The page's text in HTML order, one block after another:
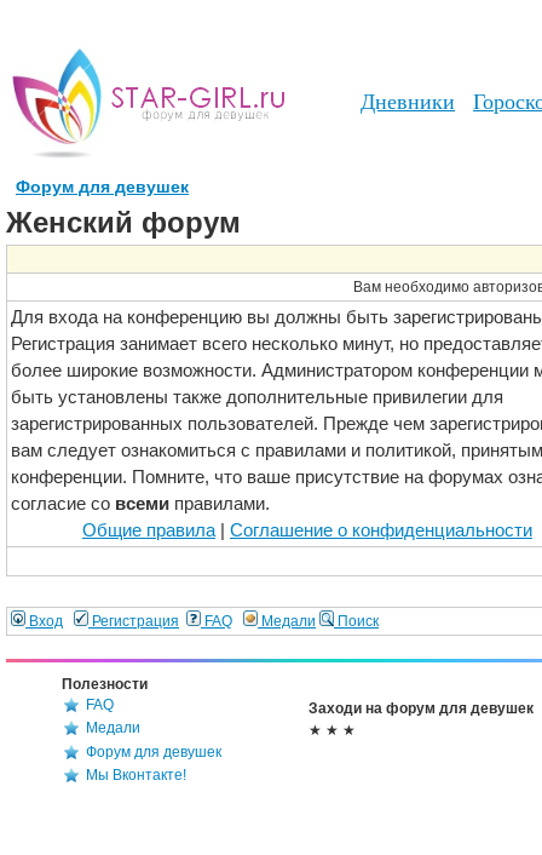
Дневники
Форум для девушек
Женский форум
Вам необходимо
Для входа на конференцию вы должны быть
Регистрация занимает всего несколько минут, но
более широкие возможности. Администратором конференции
быть установлены также дополнительные привилегии для
зарегистрированных пользователей. Прежде чем
вам следует ознакомиться с правилами и политикой,
конференции. Помните, что ваше присутствие на форумах
согласие со всеми правилами.
Общие правила
Соглашение о конфиденциальности
Вход Регистрация FAQ Медали Поиск
Полезности
FAQ
Медали
Форум для девушек
Мы Вконтакте!
Заходи на форум для девушек
★ ★ ★